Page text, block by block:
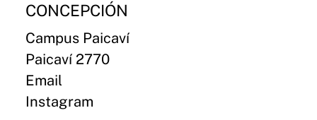
CONCEPCIÓN
Campus Paicaví
Paicaví 2770
Email
Instagram